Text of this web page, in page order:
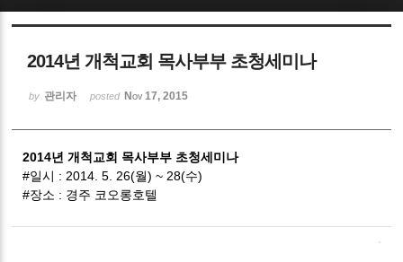
2014년 개척교회 목사부부 초청세미나
by 관리자 posted Nov 17, 2015
2014년 개척교회 목사부부 초청세미나
#일시 : 2014. 5. 26(월) ~ 28(수)
#장소 : 경주 코오롱호텔
Sketchbook5, 스케치북5
Sketchbook5, 스케치북5